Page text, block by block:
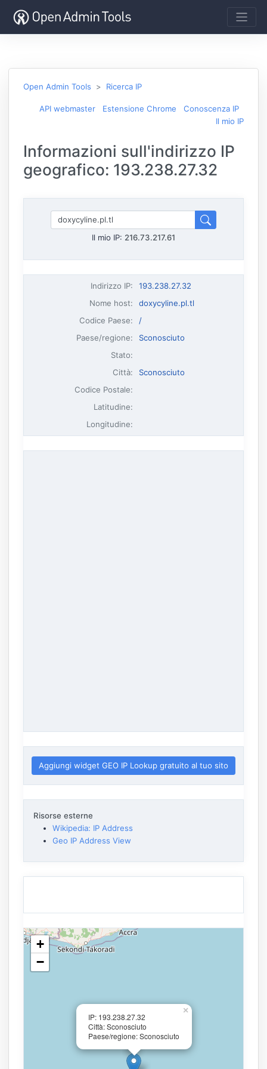
Open Admin Tools Ricerca IP
API webmaster Estensione Chrome
Conoscenza IP
Il mio IP
Informazioni sull'indirizzo IP
geografico: 193.238.27.32
Il mio IP: 216.73.217.61
Indirizzo IP:
193.238.27.32
Nome host:
doxycyline.pl.tl
Codice Paese:
/
Paese/regione:
Sconosciuto
Stato:
Città:
Sconosciuto
Codice Postale:
Latitudine:
Longitudine:
Aggiungi widget GEO IP Lookup gratuito al tuo sito
Risorse esterne
Wikipedia: IP Address
Geo IP Address View
IP: 193.238.27.32
Città: Sconosciuto
Paese/regione: Sconosciuto
×
+
−